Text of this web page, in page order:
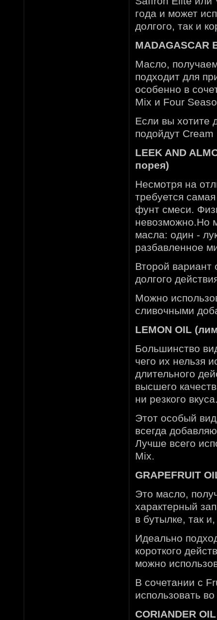
года и может
долгого, так и
MADAGASCAR
Масло,
подходит для
особенно в
Mix и Four
Если вы хотите
подойдут
LEEK AND
порея)
Несмотря на
требуется
фунт смеси.
невозможно.Но
масла: один -
разбавленное
Второй вариант
долгого
Можно
сливочными
LEMON OIL
Большинство
чего их нельзя
длительного
высшего
ни резкого
Этот особый
всегда
Лучше всего
Mix.
GRAPEFRUIT
Это масло,
характерный
в бутылке, так
Идеально
короткого
можно
В сочетании с
использовать
CORIANDER